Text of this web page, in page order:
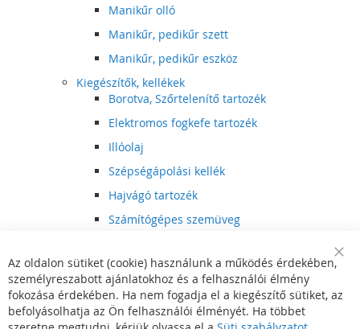
Manikűr olló
Manikűr, pedikűr szett
Manikűr, pedikűr eszköz
Kiegészítők, kellékek
Borotva, Szőrtelenítő tartozék
Elektromos fogkefe tartozék
Illóolaj
Szépségápolási kellék
Hajvágó tartozék
Számítógépes szemüveg
Hajvágó kiegészítő
Szórakoztató elektronika
Multimédia
DVD, BluRay lejátszó
Bar
Az oldalon sütiket (cookie) használunk a működés érdekében,
személyreszabott ajánlatokhoz és a felhasználói élmény
fokozása érdekében. Ha nem fogadja el a kiegészítő sütiket, az
befolyásolhatja az Ön felhasználói élményét. Ha többet